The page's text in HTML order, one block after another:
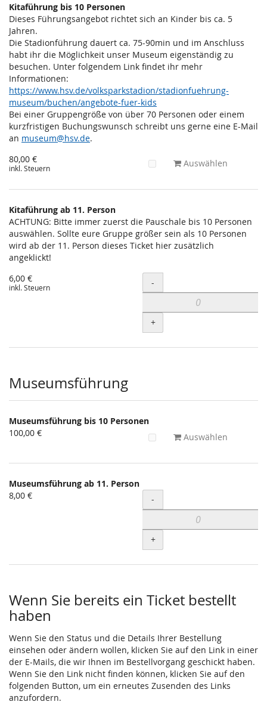
Kitaführung bis 10 Personen
Dieses Führungsangebot richtet sich an Kinder bis ca. 5
Jahren.
Die Stadionführung dauert ca. 75-90min und im Anschluss
habt ihr die Möglichkeit unser Museum eigenständig zu
besuchen. Unter folgendem Link findet ihr mehr
Informationen:
https://www.hsv.de/volksparkstadion/stadionfuehrung-
museum/buchen/angebote-fuer-kids
Bei einer Gruppengröße von über 70 Personen oder einem
kurzfristigen Buchungswunsch schreibt uns gerne eine E-Mail
an museum@hsv.de.
80,00 €
inkl. Steuern Auswählen
Kitaführung ab 11. Person
ACHTUNG: Bitte immer zuerst die Pauschale bis 10 Personen
auswählen. Sollte eure Gruppe größer sein als 10 Personen
wird ab der 11. Person dieses Ticket hier zusätzlich
angeklickt!
6,00 €
inkl. Steuern Menge
-
+
Museumsführung
Museumsführung bis 10 Personen
100,00 €
Auswählen
Museumsführung ab 11. Person
8,00 €
Menge
-
+
Wenn Sie bereits ein Ticket bestellt
haben
Wenn Sie den Status und die Details Ihrer Bestellung
einsehen oder ändern wollen, klicken Sie auf den Link in einer
der E-Mails, die wir Ihnen im Bestellvorgang geschickt haben.
Wenn Sie den Link nicht finden können, klicken Sie auf den
folgenden Button, um ein erneutes Zusenden des Links
anzufordern.